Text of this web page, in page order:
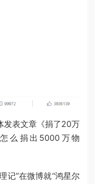
发表文章《捐了20万
么捐出5000万物
记”在微博就“鸿星尔